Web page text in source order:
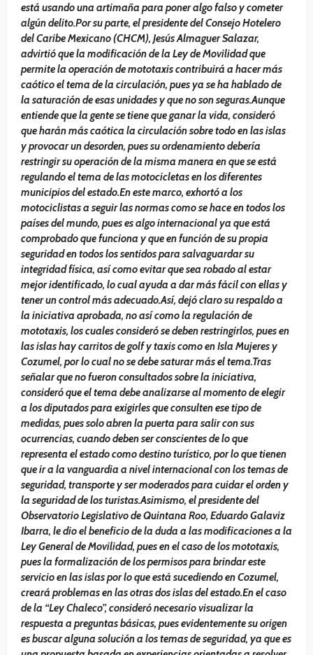
está usando una artimaña para poner algo falso y cometer
algún delito.Por su parte, el presidente del Consejo Hotelero
del Caribe Mexicano (CHCM), Jesús Almaguer Salazar,
advirtió que la modificación de la Ley de Movilidad que
permite la operación de mototaxis contribuirá a hacer más
caótico el tema de la circulación, pues ya se ha hablado de
la saturación de esas unidades y que no son seguras.Aunque
entiende que la gente se tiene que ganar la vida, consideró
que harán más caótica la circulación sobre todo en las islas
y provocar un desorden, pues su ordenamiento debería
restringir su operación de la misma manera en que se está
regulando el tema de las motocicletas en los diferentes
municipios del estado.En este marco, exhortó a los
motociclistas a seguir las normas como se hace en todos los
países del mundo, pues es algo internacional ya que está
comprobado que funciona y que en función de su propia
seguridad en todos los sentidos para salvaguardar su
integridad física, así como evitar que sea robado al estar
mejor identificado, lo cual ayuda a dar más fácil con ellas y
tener un control más adecuado.Así, dejó claro su respaldo a
la iniciativa aprobada, no así como la regulación de
mototaxis, los cuales consideró se deben restringirlos, pues en
las islas hay carritos de golf y taxis como en Isla Mujeres y
Cozumel, por lo cual no se debe saturar más el tema.Tras
señalar que no fueron consultados sobre la iniciativa,
consideró que el tema debe analizarse al momento de elegir
a los diputados para exigirles que consulten ese tipo de
medidas, pues solo abren la puerta para salir con sus
ocurrencias, cuando deben ser conscientes de lo que
representa el estado como destino turístico, por lo que tienen
que ir a la vanguardia a nivel internacional con los temas de
seguridad, transporte y ser moderados para cuidar el orden y
la seguridad de los turistas.Asimismo, el presidente del
Observatorio Legislativo de Quintana Roo, Eduardo Galaviz
Ibarra, le dio el beneficio de la duda a las modificaciones a la
Ley General de Movilidad, pues en el caso de los mototaxis,
pues la formalización de los permisos para brindar este
servicio en las islas por lo que está sucediendo en Cozumel,
creará problemas en las otras dos islas del estado.En el caso
de la “Ley Chaleco”, consideró necesario visualizar la
respuesta a preguntas básicas, pues evidentemente su origen
es buscar alguna solución a los temas de seguridad, ya que es